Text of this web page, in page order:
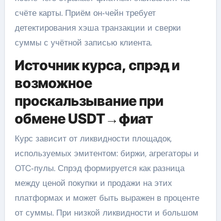
счёте карты. Приём он‑чейн требует
детектирования хэша транзакции и сверки
суммы с учётной записью клиента.
Источник курса, спрэд и
возможное
проскальзывание при
обмене USDT→фиат
Курс зависит от ликвидности площадок,
используемых эмитентом: биржи, агрегаторы и
OTC‑пулы. Спрэд формируется как разница
между ценой покупки и продажи на этих
платформах и может быть выражен в проценте
от суммы. При низкой ликвидности и большом